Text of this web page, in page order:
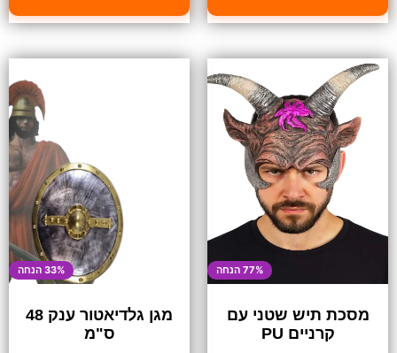
77% הנחה
מסכת תיש שטני עם
קרניים PU
33% הנחה
מגן גלדיאטור ענק 48
ס"מ